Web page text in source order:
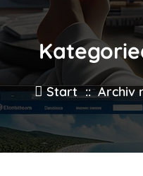
Start :: Archiv